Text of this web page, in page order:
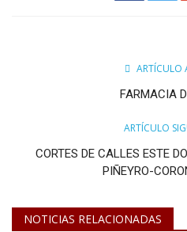
ARTÍCULO
FARMACIA
ARTÍCULO
CORTES DE CALLES ESTE
PIÑEYRO-
NOTICIAS RELACIONADAS